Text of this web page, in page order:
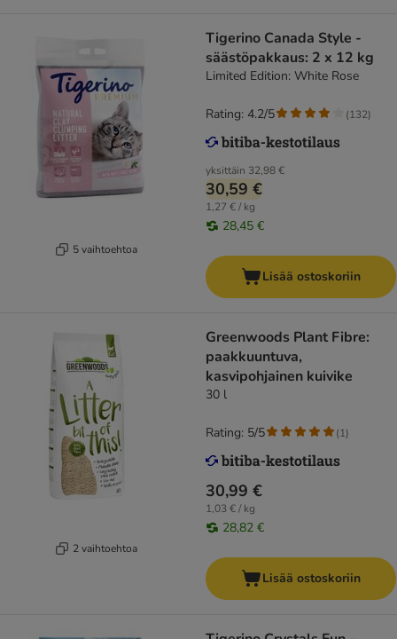
5 vaihtoehtoa
Tigerino Canada Style -
säästöpakkaus: 2 x 12 kg
Limited Edition: White Rose
yksittäin 32,98 €
30,59 €
1,27 € / kg
28,45 €
Rating: 4.2/5 (132)
Lisää ostoskoriin
2 vaihtoehtoa
Greenwoods Plant Fibre:
paakkuuntuva,
kasvipohjainen kuivike
30 l
30,99 €
1,03 € / kg
28,82 €
Rating: 5/5 (1)
Lisää ostoskoriin